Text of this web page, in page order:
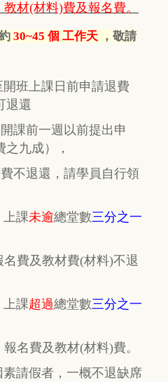
材(材料)費及報名費。
30~45 個 工作天 ，敬請
班上課日前申請退費
退還
開課前一週以前提出申
之九成），
不退還， 請學員自行領
上課未逾總堂數三分之一
名費及教材費(材料)不退
上課超過總堂數三分之一
名費及教材(材料)費。
請假者，一概不退缺席